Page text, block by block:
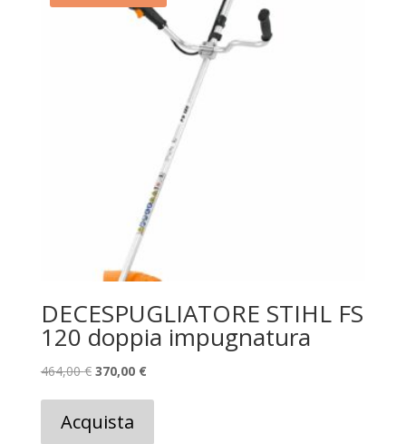
DECESPUGLIATORE STIHL FS
120 doppia impugnatura
464,00€ Il
originale
era:
370,00 €Il
Acquista